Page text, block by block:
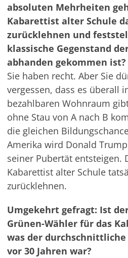
absoluten Mehrheiten
Kabarettist alter Schule
zurücklehnen und
klassische Gegenstand
abhanden gekommen ist?
Sie haben recht. Aber Sie
vergessen, dass es überall
bezahlbaren Wohnraum
ohne Stau von A nach B
die gleichen
Amerika wird Donald
seiner Pubertät entsteigen.
Kabarettist alter Schule
zurücklehnen.
Umgekehrt gefragt: Ist
Grünen-Wähler für das
was der
vor 30 Jahren war?